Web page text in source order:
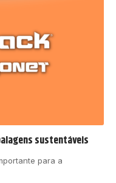
sustentáveis
para a